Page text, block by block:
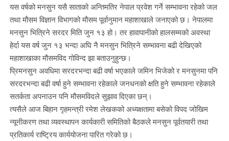
यस वर्षको मनसुन यसै साताको अन्तिमतिर नेपाल प्रवेश गर्ने सम्भावना रहेको जल
तथा मौसम विज्ञान विभागको मौसम पूर्वानुमान महाशाखाले जनाएको छ। नेपालमा
मनसुन भित्रिने सरदर मिति जुन १३ हो। तर हावापानीको हालसम्मको अवस्था
हेर्दा यस वर्ष जुन १३ भन्दा अघि नै मनसुन भित्रिने सम्भावना बढी देखिएको
महाशाखाका मौसमविद गोविन्द झा बताउनुहुन्छ।
प्रिमनसुन अवधिमा सरदरभन्दा बढी वर्षा भएकाले जमिन भिजेको र मनसुनमा पनि
सरदरभन्दा बढी वर्षा हुने सम्भावना रहेकाले जनधनको क्षति हुने सम्भावना रहेकाले
सतर्कता अपनाउन पनि मौसमविदले सुझाव दिएका छन्।
त्यसैले आज बिहान गृहमन्त्री रमेश लेखकको अध्यक्षतामा बसेको विपद जोखिम
न्यूनीकरण तथा व्यवस्थापन कार्यकारी समितिको बैठकले मनसुन पूर्वतयारी तथा
प्रतिकार्य राष्ट्रिय कार्ययोजना पारित गरेको छ।